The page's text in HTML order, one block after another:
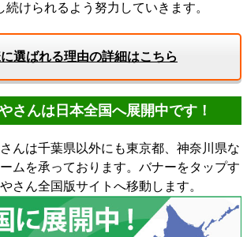
けられるよう努力していきます。
選ばれる理由の詳細はこちら
さんは日本全国へ展開中です！
んは千葉県以外にも東京都、神奈川県な
ムを承っております。バナーをタップす
さん全国版サイトへ移動します。